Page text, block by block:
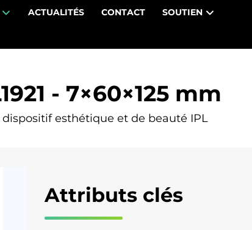
ACTUALITÉS CONTACT SOUTIEN
- 7×60×125 mm
esthétique et de beauté IPL
Attributs clés